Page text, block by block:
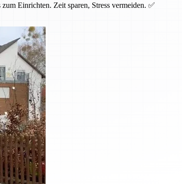
Einrichten. Zeit sparen, Stress vermeiden. ✅